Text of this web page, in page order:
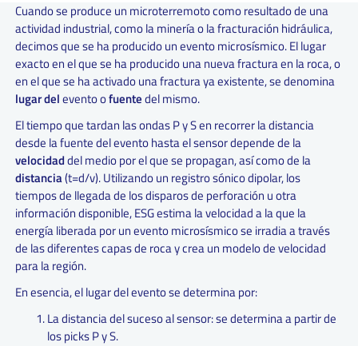
Cuando se produce un microterremoto como resultado de una
actividad industrial, como la minería o la fracturación hidráulica,
decimos que se ha producido un evento microsísmico. El lugar
exacto en el que se ha producido una nueva fractura en la roca, o
en el que se ha activado una fractura ya existente, se denomina
lugar delevento ofuentedel mismo.
El tiempo que tardan las ondas P y S en recorrer la distancia
desde la fuente del evento hasta el sensor depende de la
velocidaddel medio por el que se propagan, así como de la
distancia(t=d/v). Utilizando un registro sónico dipolar, los
tiempos de llegada de los disparos de perforación u otra
información disponible, ESG estima la velocidad a la que la
energía liberada por un evento microsísmico se irradia a través
de las diferentes capas de roca y crea un modelo de velocidad
para la región.
En esencia, el lugar del evento se determina por:
La distancia del suceso al sensor: se determina a partir de
los picks P y S.